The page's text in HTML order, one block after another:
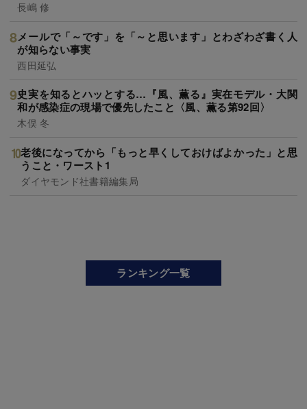
長嶋 修
メールで「～です」を「～と思います」とわざわざ書く人
が知らない事実
西田延弘
史実を知るとハッとする…『風、薫る』実在モデル・大関
和が感染症の現場で優先したこと〈風、薫る第92回〉
木俣 冬
老後になってから「もっと早くしておけばよかった」と思
うこと・ワースト1
ダイヤモンド社書籍編集局
ランキング一覧